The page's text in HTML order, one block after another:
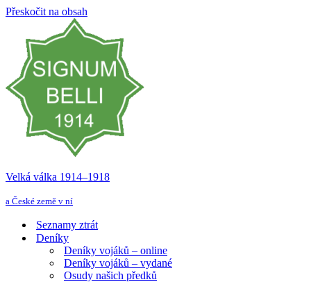
Přeskočit na obsah
Velká válka 1914–⁠⁠⁠⁠⁠⁠1918
a České země v ní
Seznamy ztrát
Deníky
Deníky vojáků – online
Deníky vojáků – vydané
Osudy našich předků